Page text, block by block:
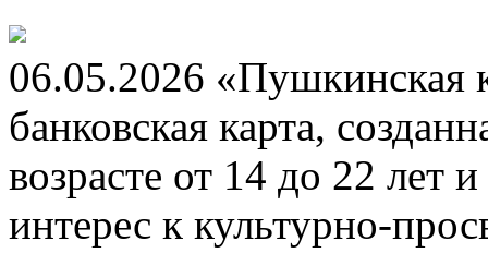
06.05.2026 «Пушкинская
банковская карта,
возрасте от 14 до 22 лет
интерес к культурно-